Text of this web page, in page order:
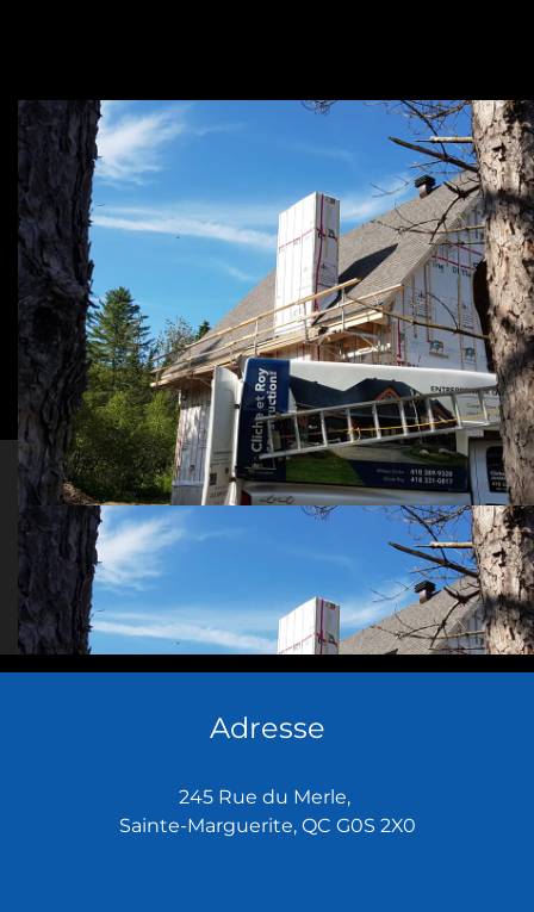
Adresse
245 Rue du Merle,
Sainte-Marguerite, QC G0S 2X0